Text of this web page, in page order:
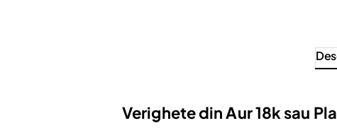
Verighete din Aur 18k sau